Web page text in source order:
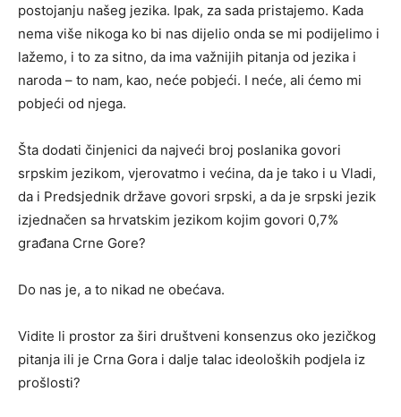
postojanju našeg jezika. Ipak, za sada pristajemo. Kada
nema više nikoga ko bi nas dijelio onda se mi podijelimo i
lažemo, i to za sitno, da ima važnijih pitanja od jezika i
naroda – to nam, kao, neće pobjeći. I neće, ali ćemo mi
pobjeći od njega.
Šta dodati činjenici da najveći broj poslanika govori
srpskim jezikom, vjerovatmo i većina, da je tako i u Vladi,
da i Predsjednik države govori srpski, a da je srpski jezik
izjednačen sa hrvatskim jezikom kojim govori 0,7%
građana Crne Gore?
Do nas je, a to nikad ne obećava.
Vidite li prostor za širi društveni konsenzus oko jezičkog
pitanja ili je Crna Gora i dalje talac ideoloških podjela iz
prošlosti?